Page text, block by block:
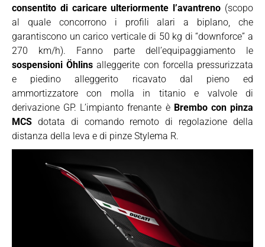
consentito di caricare ulteriormente l’avantreno (scopo
al quale concorrono i profili alari a biplano, che
garantiscono un carico verticale di 50 kg di “downforce” a
270 km/h). Fanno parte dell’equipaggiamento le
sospensioni Öhlins alleggerite con forcella pressurizzata
e piedino alleggerito ricavato dal pieno ed
ammortizzatore con molla in titanio e valvole di
derivazione GP. L’impianto frenante è Brembo con pinza
MCS dotata di comando remoto di regolazione della
distanza della leva e di pinze Stylema R.